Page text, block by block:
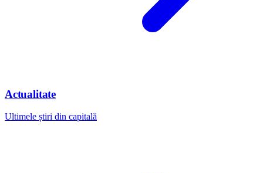
Actualitate
Ultimele știri din capitală